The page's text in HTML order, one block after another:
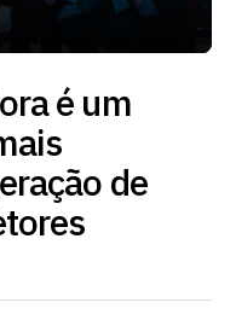
é um
de